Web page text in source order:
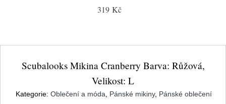
319 Kč
Scubalooks Mikina Cranberry Barva: Růžová,
Velikost: L
Kategorie: Oblečení a móda Pánské mikiny, Pánské oblečení